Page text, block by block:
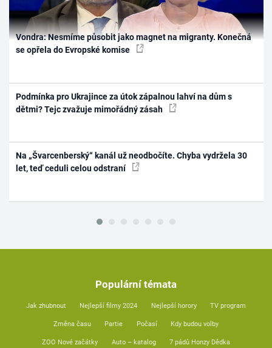
Vondra: Nesmíme působit jako magnet na migranty. Konečná
se opřela do Evropské komise
Podmínka pro Ukrajince za útok zápalnou lahví na dům s
dětmi? Tejc zvažuje mimořádný zásah
Na „Švarcenberský“ kanál už neodbočíte. Chyba vydržela 30
let, teď ceduli celou odstraní
Populární témata
Jak zhubnout Nejlepší filmy 2024 Nejlepší horory TV program
Změna času Partie Počasí Kdy budou volby
ZOO Nové začátky Auto – katalog 7 pádů Honzy Dědka